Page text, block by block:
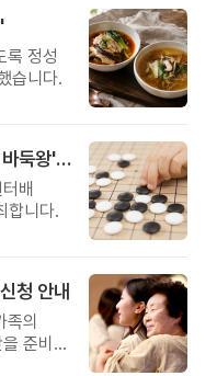
록 정성
습니다.
제3회 서초구 아버지센터배 '매너 바둑왕' 대회
배
합니다.
청 안내
의
준비해